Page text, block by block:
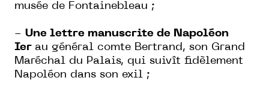
musée de Fontainebleau ;
- Une lettre manuscrite de Napoléon
Ier au général comte Bertrand, son Grand
Maréchal du Palais, qui suivît fidèlement
Napoléon dans son exil ;